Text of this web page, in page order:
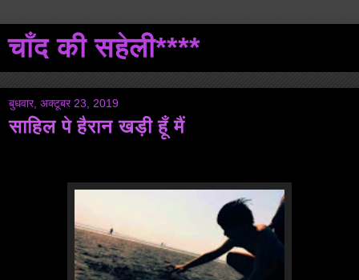
चाँद की सहेली****
बुधवार, अक्टूबर 23, 2019
साहिल पे हैरान खड़ी हूँ मैं